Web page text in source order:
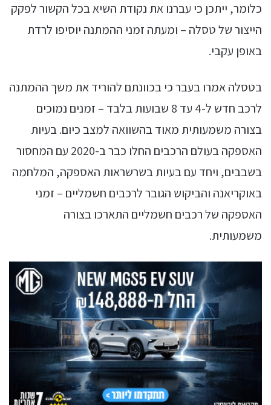
כלומר, ייתכן כי עברנו את נקודת השיא בכל הקשור לפקק
הייצור של טסלה – ומעתה זמני ההמתנה יוסיפו לרדת
באופן עקבי.
בטסלה אמרו בעבר כי בכוונתם להוריד את משך ההמתנה
לרכב חדש ל-4 עד 8 שבועות בלבד – זמנים נמוכים
בצורה משמעותית מאוד בהשוואה למצב כיום. בעיות
האספקה בעולם הרכבים החלו כבר ב-2020 עם המחסור
בשבבים, ויחד עם בעיות בשרשראות האספקה, המלחמה
באוקריאנה והביקוש הגובר לרכבים חשמליים – זמני
האספקה של רכבים חשמליים התארכו בצורה
משמעותית.